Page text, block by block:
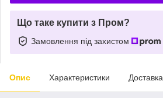
Що таке купити з Пром?
Замовлення під захистом
Опис Характеристики Доставка